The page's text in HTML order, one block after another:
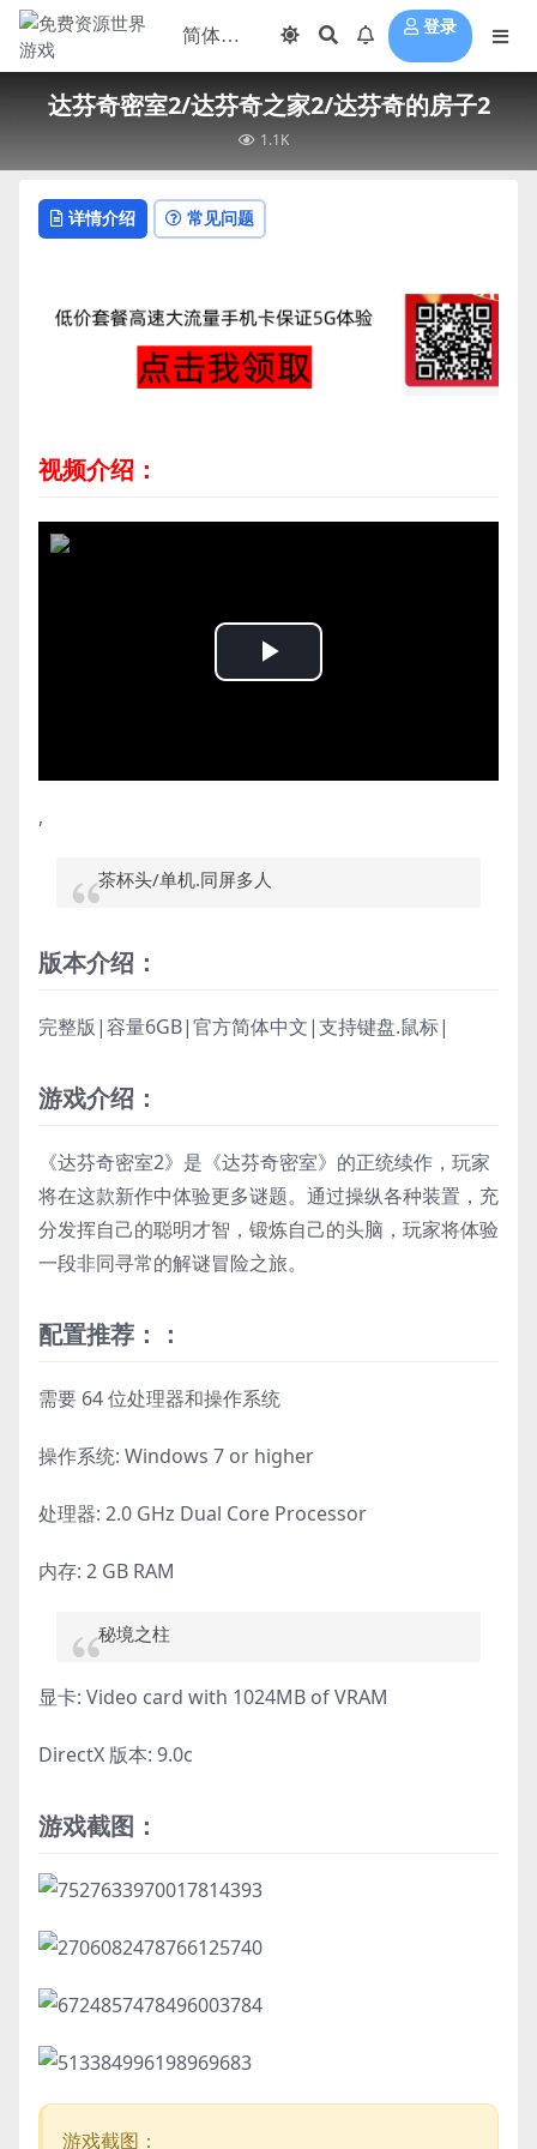
登录
达芬奇密室2/达芬奇之家2/达芬奇的房子2
1.1K
详情介绍 常见问题
视频介绍：
Play
,
茶杯头/单机.同屏多人
版本介绍：
完整版|容量6GB|官方简体中文|支持键盘.鼠标|
游戏介绍：
《达芬奇密室2》是《达芬奇密室》的正统续作，玩家
将在这款新作中体验更多谜题。通过操纵各种装置，充
分发挥自己的聪明才智，锻炼自己的头脑，玩家将体验
一段非同寻常的解谜冒险之旅。
配置推荐：：
需要 64 位处理器和操作系统
操作系统: Windows 7 or higher
处理器: 2.0 GHz Dual Core Processor
内存: 2 GB RAM
秘境之柱
显卡: Video card with 1024MB of VRAM
DirectX 版本: 9.0c
游戏截图：
游戏截图：